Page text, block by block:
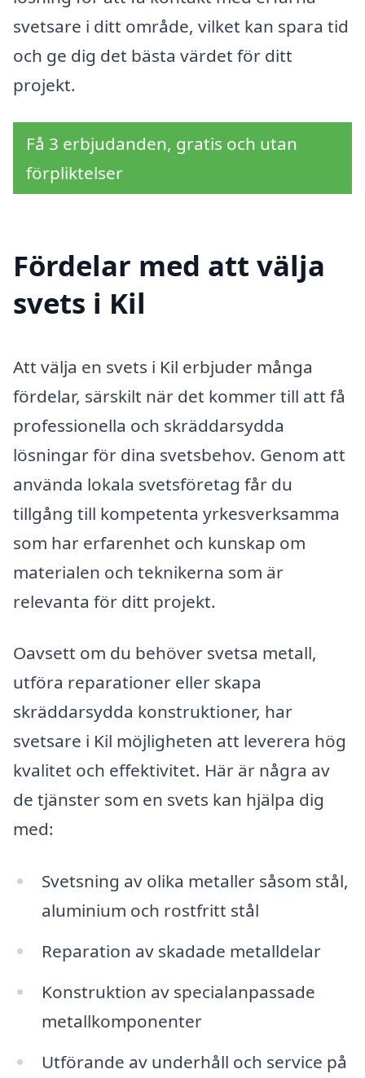
svetsare i ditt område, vilket kan spara tid
och ge dig det bästa värdet för ditt
projekt.
Få 3 erbjudanden, gratis och utan
förpliktelser
Fördelar med att välja
svets i Kil
Att välja en svets i Kil erbjuder många
fördelar, särskilt när det kommer till att få
professionella och skräddarsydda
lösningar för dina svetsbehov. Genom att
använda lokala svetsföretag får du
tillgång till kompetenta yrkesverksamma
som har erfarenhet och kunskap om
materialen och teknikerna som är
relevanta för ditt projekt.
Oavsett om du behöver svetsa metall,
utföra reparationer eller skapa
skräddarsydda konstruktioner, har
svetsare i Kil möjligheten att leverera hög
kvalitet och effektivitet. Här är några av
de tjänster som en svets kan hjälpa dig
med:
Svetsning av olika metaller såsom stål,
aluminium och rostfritt stål
Reparation av skadade metalldelar
Konstruktion av specialanpassade
metallkomponenter
Utförande av underhåll och service på